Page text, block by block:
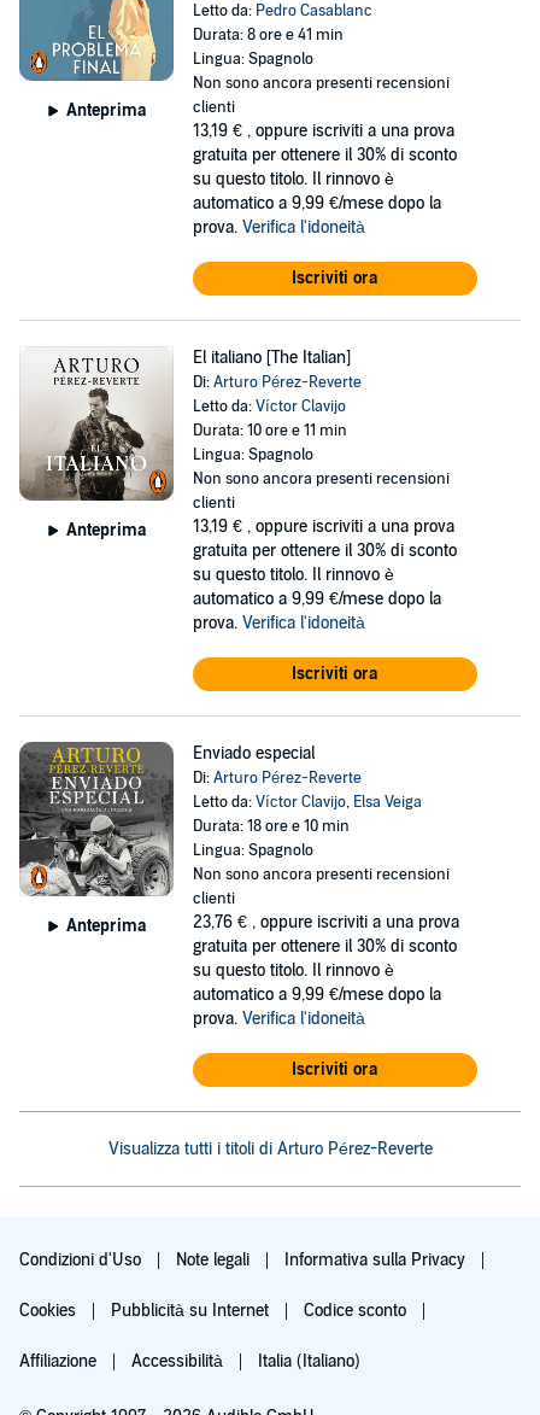
Anteprima
Letto da: Pedro Casablanc
Durata: 8 ore e 41 min
Lingua: Spagnolo
Non sono ancora presenti recensioni
clienti
13,19 € , oppure iscriviti a una prova
gratuita per ottenere il 30% di sconto
su questo titolo. Il rinnovo è
automatico a 9,99 €/mese dopo la
prova. Verifica l'idoneità
Iscriviti ora
Anteprima
El italiano [The Italian]
Di:Arturo Pérez-Reverte
Letto da:Víctor Clavijo
Durata: 10 ore e 11 min
Lingua: Spagnolo
Non sono ancora presenti recensioni
clienti
13,19 € , oppure iscriviti a una prova
gratuita per ottenere il 30% di sconto
su questo titolo. Il rinnovo è
automatico a 9,99 €/mese dopo la
prova. Verifica l'idoneità
Iscriviti ora
Anteprima
Enviado especial
Di:Arturo Pérez-Reverte
Letto da:Víctor Clavijo, Elsa Veiga
Durata: 18 ore e 10 min
Lingua: Spagnolo
Non sono ancora presenti recensioni
clienti
23,76 € , oppure iscriviti a una prova
gratuita per ottenere il 30% di sconto
su questo titolo. Il rinnovo è
automatico a 9,99 €/mese dopo la
prova. Verifica l'idoneità
Iscriviti ora
Visualizza tutti i titoli di Arturo Pérez-Reverte
Condizioni d'Uso Note legali Informativa sulla Privacy
Cookies Pubblicità su Internet Codice sconto
Affiliazione Accessibilità Italia (Italiano)